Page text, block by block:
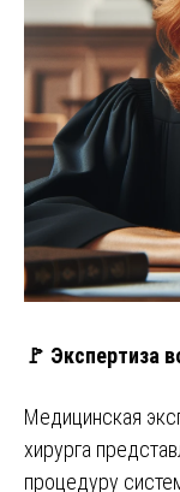
🚩 Экспертиза
Медицинская
хирурга
процедуру